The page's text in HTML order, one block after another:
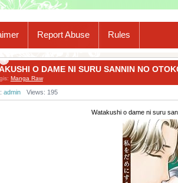
Report Abuse Rules
O DAME NI SURU SANNIN NO
Manga Raw
admin Views: 195
Watakushi o dame ni suru